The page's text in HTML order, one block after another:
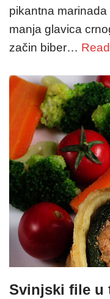
pikantna
manja glavica
začin biber…
Svinjski file u